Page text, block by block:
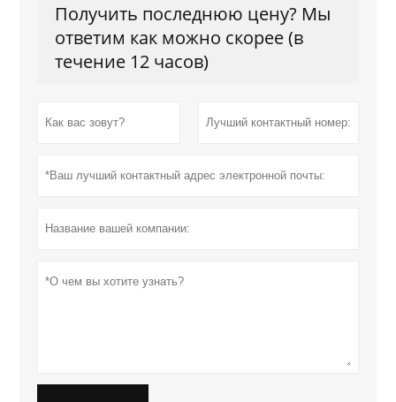
Получить последнюю цену? Мы
ответим как можно скорее (в
течение 12 часов)